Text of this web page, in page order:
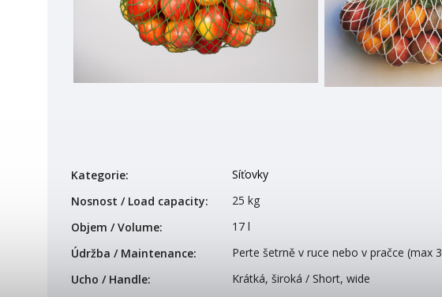
Kategorie:
Síťovky
Nosnost / Load capacity:
25 kg
Objem / Volume:
17 l
Údržba / Maintenance:
Perte šetrně v ruce nebo v pračce (max
Ucho / Handle: Krátká, široká / Short, wide